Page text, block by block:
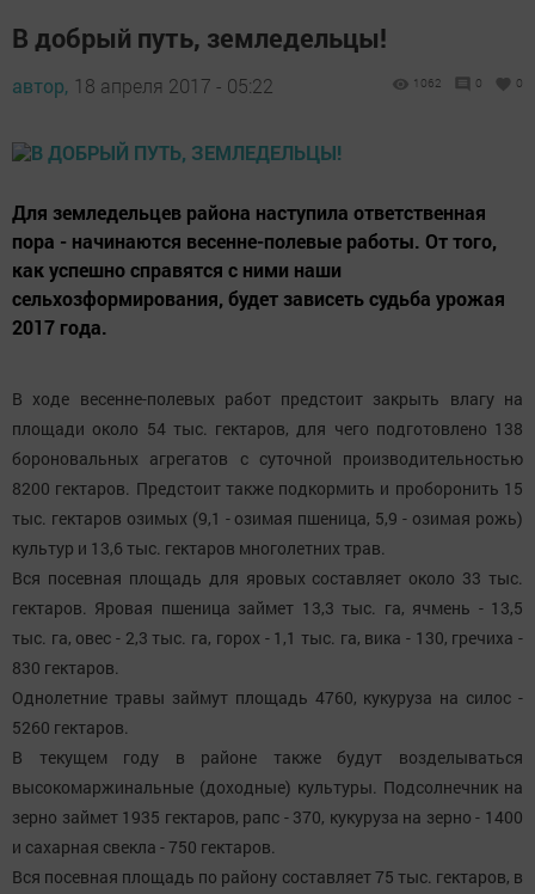
В добрый путь, земледельцы!
автор, 18 апреля 2017 - 05:22 1062 0 0
Для земледельцев района наступила ответственная
пора - начинаются весенне-полевые работы. От того,
как успешно справятся с ними наши
сельхозформирования, будет зависеть судьба урожая
2017 года.
В ходе весенне-полевых работ предстоит закрыть влагу на
площади около 54 тыс. гектаров, для чего подготовлено 138
бороновальных агрегатов с суточной производительностью
8200 гектаров. Предстоит также подкормить и проборонить 15
тыс. гектаров озимых (9,1 - озимая пшеница, 5,9 - озимая рожь)
культур и 13,6 тыс. гектаров многолетних трав.
Вся посевная площадь для яровых составляет около 33 тыс.
гектаров. Яровая пшеница займет 13,3 тыс. га, ячмень - 13,5
тыс. га, овес - 2,3 тыс. га, горох - 1,1 тыс. га, вика - 130, гречиха -
830 гектаров.
Однолетние травы займут площадь 4760, кукуруза на силос -
5260 гектаров.
В текущем году в районе также будут возделываться
высокомаржинальные (доходные) культуры. Подсолнечник на
зерно займет 1935 гектаров, рапс - 370, кукуруза на зерно - 1400
и сахарная свекла - 750 гектаров.
Вся посевная площадь по району составляет 75 тыс. гектаров, в